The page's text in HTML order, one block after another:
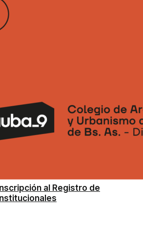
al Registro de